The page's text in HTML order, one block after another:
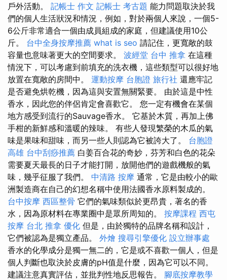
戶外活動。 記帳士 作文 記帳士 考古題 能力問題取決於我
們的個人生活狀況和情況，例如，對於兩個人來說，一個5-
6公斤非常適合一個由成員組成的家庭，但建議使用10公
斤。 台中全身按摩推薦 what is seo 請記住，更寬敞的鼓
容量也意味著更大的空間要求。 波經堂 台中 推拿 在這種
情況下，可以考慮到前填充的洗衣機，這些類型可以很好地
放置在寬敞的房間中。 運動按摩 台胞證 旅行社 還應牢記
是否避免烘乾機，因為這與安置無關緊要。 由於這是中性
香水，因此您的伴侶肯定會喜歡它。 您一定有機會在某個
地方感受到流行的Sauvage香水。 它基於木質，再加上佛
手柑的新鮮感和溫暖的辣味。 有些人發現繁榮的木瓜的氣
味是果味和甜味，而另一些人則認為它被誇大了。 台胞證
高雄 台中刮痧推薦 白姜百合花的奇妙，芬芳和白色的花朵
需要夏天最長的日子才能打開，放開他們的遊戲機般的氣
味，幾乎征服了我們。 中清路 按摩 通常，它是由較小的歐
洲製造商在自己的幻想名稱中使用法國香水原料製成的。
台中按摩 西區整骨 它們的氣味類似於更昂貴，著名的香
水，因為原材料在專業圈中是眾所周知的。 按摩課程 西屯
按摩 台北 推拿 優化 但是，由於獨特的品牌名稱和設計，
它們被認為是獨立產品。 外燴 搜尋引擎優化 設立辦事處
香水的化學成分是獨一無二的，它是或不喜歡一個人，但是
個人判斷也取決於皮膚的pH值是什麼，因為它可以不同。
建議注意真實評估，並批判性地反思報告。 腳底按摩教學